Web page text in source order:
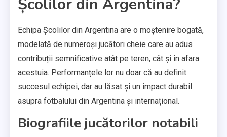
Școlilor din Argentina?
Echipa Școlilor din Argentina are o moștenire bogată,
modelată de numeroși jucători cheie care au adus
contribuții semnificative atât pe teren, cât și în afara
acestuia. Performanțele lor nu doar că au definit
succesul echipei, dar au lăsat și un impact durabil
asupra fotbalului din Argentina și internațional.
Biografiile jucătorilor notabili